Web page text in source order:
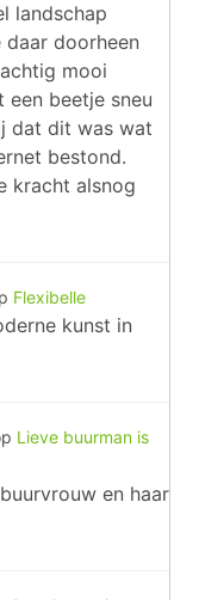
landschap
doorheen
mooi
beetje sneu
dat dit was wat
bestond.
kracht alsnog
Flexibelle
kunst in
Lieve buurman is
en haar